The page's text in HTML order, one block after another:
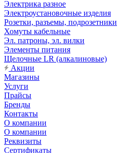
Электрика разное
Электроустановочные изделия
Розетки, разъемы, подрозетники
Хомуты кабельные
Эл. патроны, эл. вилки
Элементы питания
Щелочные LR (алкалиновые)
Акции
Магазины
Услуги
Прайсы
Бренды
Контакты
О компании
О компании
Реквизиты
Сертификаты